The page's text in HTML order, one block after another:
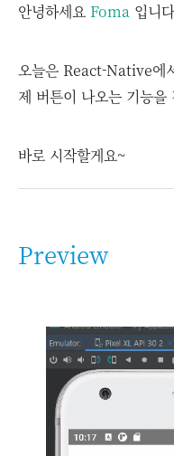
안녕하세요 Foma 입니
오늘은 React-Native에
제 버튼이 나오는 기능을
바로 시작할게요~
Preview